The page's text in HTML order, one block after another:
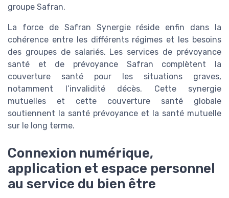
groupe Safran.
La force de Safran Synergie réside enfin dans la
cohérence entre les différents régimes et les besoins
des groupes de salariés. Les services de prévoyance
santé et de prévoyance Safran complètent la
couverture santé pour les situations graves,
notamment l’invalidité décès. Cette synergie
mutuelles et cette couverture santé globale
soutiennent la santé prévoyance et la santé mutuelle
sur le long terme.
Connexion numérique,
application et espace personnel
au service du bien être